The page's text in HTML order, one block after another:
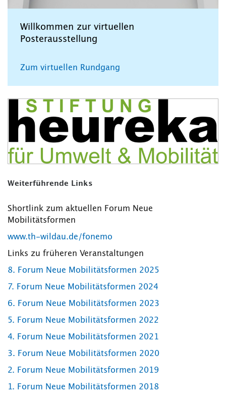
Willkommen zur virtuellen
Posterausstellung
Zum virtuellen Rundgang
Weiterführende Links
Shortlink zum aktuellen Forum Neue
Mobilitätsformen
www.th-wildau.de/fonemo
Links zu früheren Veranstaltungen
8. Forum Neue Mobilitätsformen 2025
7. Forum Neue Mobilitätsformen 2024
6. Forum Neue Mobilitätsformen 2023
5. Forum Neue Mobilitätsformen 2022
4. Forum Neue Mobilitätsformen 2021
3. Forum Neue Mobilitätsformen 2020
2. Forum Neue Mobilitätsformen 2019
1. Forum Neue Mobilitätsformen 2018